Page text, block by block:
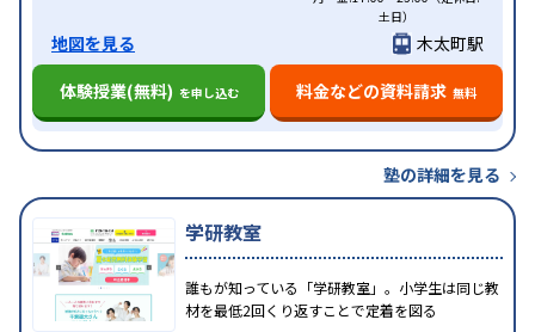
土日）
地図を見る
木太町駅
体験授業(無料) を申し込む 料金などの資料請求 無料
塾の詳細を見る
学研教室
誰もが知っている「学研教室」。小学生は同じ教
材を最低2回くり返すことで定着を図る